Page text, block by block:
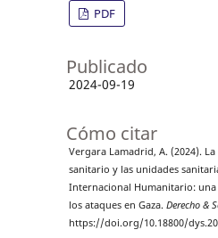
PDF
Publicado
2024-09-19
Cómo citar
Vergara Lamadrid, A. (2024).
sanitario y las unidades
Internacional Humanitario:
los ataques en Gaza. Derecho &
https://doi.org/10.18800/